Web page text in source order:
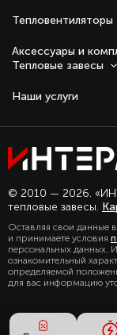
Тепловентиляторы
Аксессуары и
Тепловые завесы
Наши услуги
© 2010 — 2026.
тепловые завесы.
Оставляя свои данные
и принимаете условия
персональных данных.
ознакомительный
определяемой
для вас информацию